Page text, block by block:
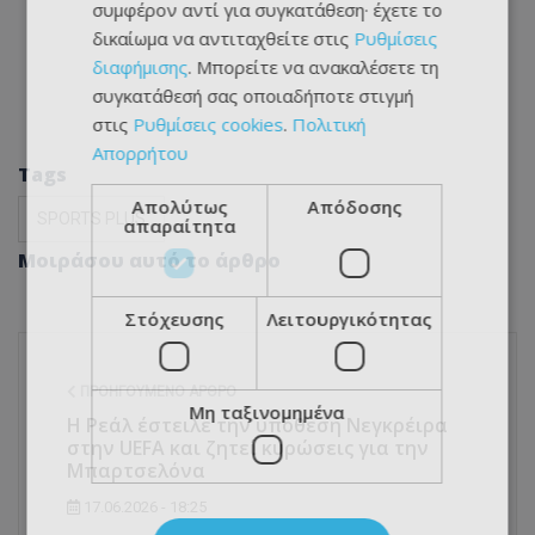
Tags
SPORTS PLUS
Μοιράσου αυτό το άρθρο
ΠΡΟΗΓΟΎΜΕΝΟ ΆΡΘΡΟ
Η Ρεάλ έστειλε την υπόθεση Νεγκρέιρα
στην UEFA και ζητεί κυρώσεις για την
συμφέρον αντί για συγκατάθεση· έχετε το
δικαίωμα να αντιταχθείτε στις Ρυθμίσεις
διαφήμισης. Μπορείτε να ανακαλέσετε τη
συγκατάθεσή σας οποιαδήποτε στιγμή
στις Ρυθμίσεις cookies. Πολιτική
Απορρήτου
Απολύτως
απαραίτητα
Απόδοσης
Στόχευσης Λειτουργικότητας
Μη ταξινομημένα